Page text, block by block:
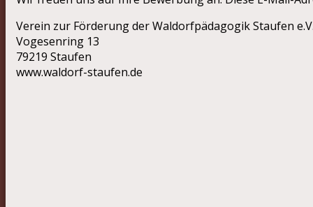
Verein zur Förderung der Waldorfpädagogik Staufen
Vogesenring 13
79219 Staufen
www.waldorf-staufen.de